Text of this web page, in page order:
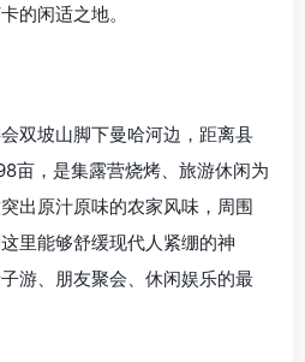
的闲适之地。
坡山脚下曼哈河边，距离县
亩，是集露营烧烤、旅游休闲为
出原汁原味的农家风味，周围
里能够舒缓现代人紧绷的神
游、朋友聚会、休闲娱乐的最